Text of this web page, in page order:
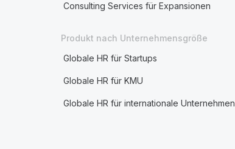
Consulting Services für Expansionen
Produkt nach Unternehmensgröße
Globale HR für Startups
Globale HR für KMU
Globale HR für internationale Unternehmen